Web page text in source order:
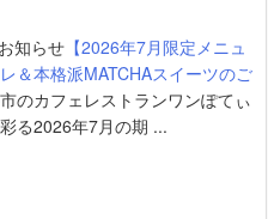
お知らせ 【2026年7月限定メニュ
＆本格派MATCHAスイーツのご
のカフェレストランワンぽてぃ
る2026年7月の期 ...